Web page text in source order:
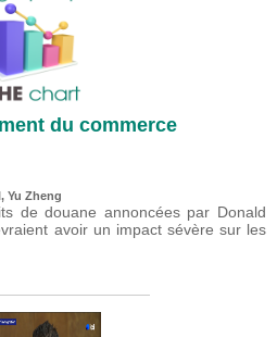
du commerce
Yu Zheng
de douane annoncées par Donald
avoir un impact sévère sur les